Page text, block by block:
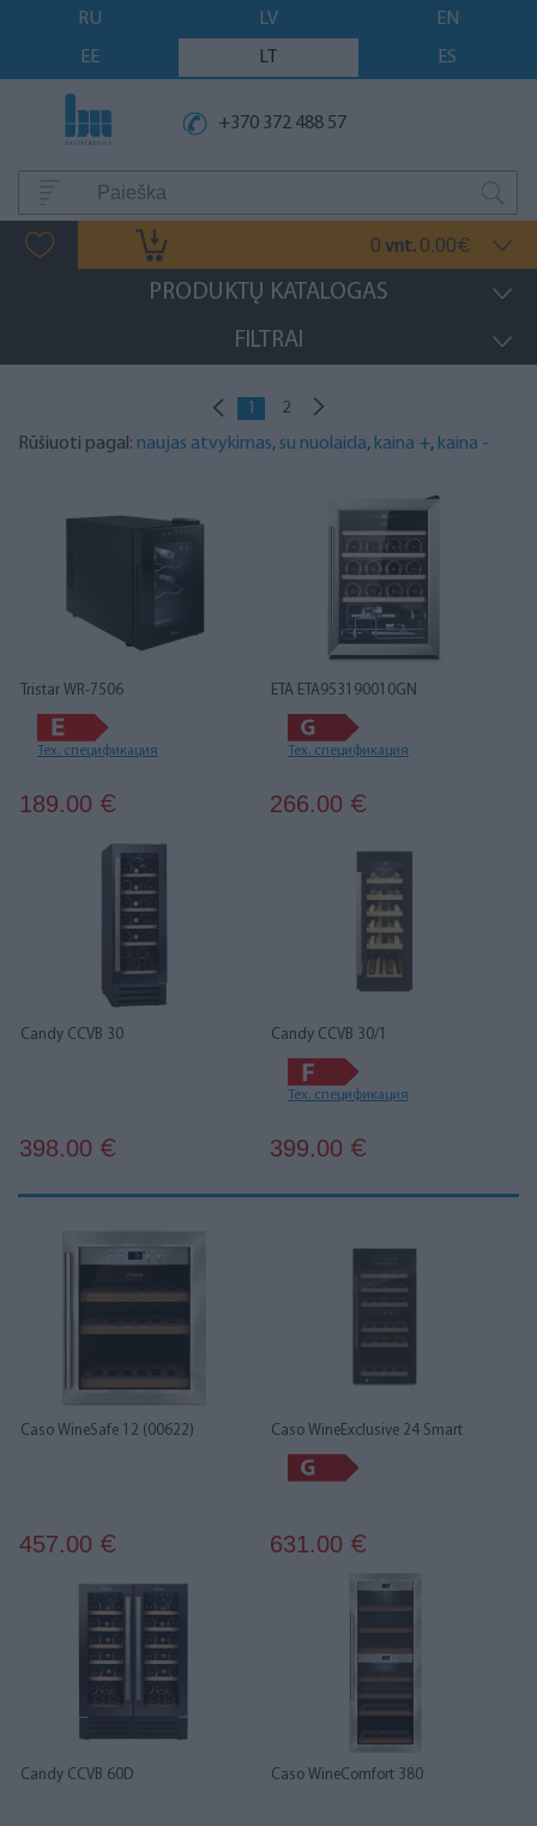
RU LV
EN
EE
LT ES
+370 372 488 57
0 vnt. 0.00€
PRODUKTŲ KATALOGAS
FILTRAI
1 2
Rūšiuoti pagal: naujas atvykimas, su nuolaida, kaina +, kaina -
Tristar WR-7506
Тех. спецификация
189.00 €
ETA ETA953190010GN
Тех. спецификация
266.00 €
Candy CCVB 30
398.00 €
Candy CCVB 30/1
Тех. спецификация
399.00 €
Caso WineSafe 12 (00622)
457.00 €
Caso WineExclusive 24 Smart
631.00 €
Candy CCVB 60D Caso WineComfort 380